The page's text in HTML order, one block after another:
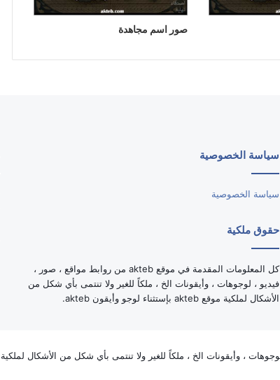
صور اسم مجاهدة
سياسة الخصوصية
سياسة الخصوصية
حقوق ملكية
كل المعلومات المقدمة في موقع akteb من روابط مواقع ، صور ،
فيديو ، لوجوهات ، وأيقونات الخ ، ملكاً للغير ولا تنتمى بأي شكل من
الأشكال لملكية موقع akteb بإستثناء لوجو وأيقون akteb.